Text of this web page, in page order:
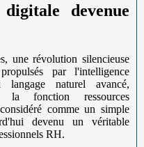
devenue
une révolution silencieuse
par l'intelligence
naturel avancé,
la fonction ressources
comme un simple
devenu un véritable
RH.